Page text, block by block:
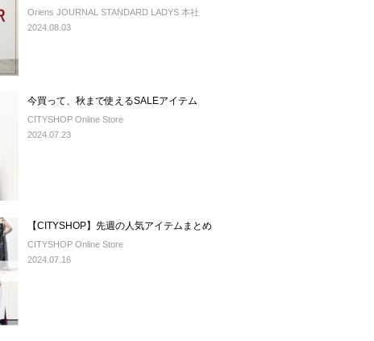
Oriens JOURNAL STANDARD LADYS 本社
2024.08.03
今買って、秋まで使えるSALEアイテム
CITYSHOP Online Store
2024.07.23
【CITYSHOP】先週の人気アイテムまとめ
CITYSHOP Online Store
2024.07.16